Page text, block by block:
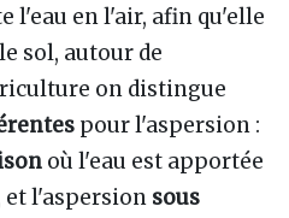
l'eau en l'air, afin qu'elle
sol, autour de
on distingue
pour l'aspersion :
où l'eau est apportée
et l'aspersion sous